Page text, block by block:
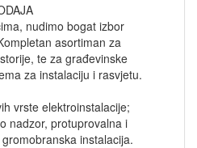
nudimo bogat izbor
asortiman za
te za građevinske
za instalaciju i rasvjetu.
vrste elektroinstalacije;
nadzor, protuprovalna i
instalacija.